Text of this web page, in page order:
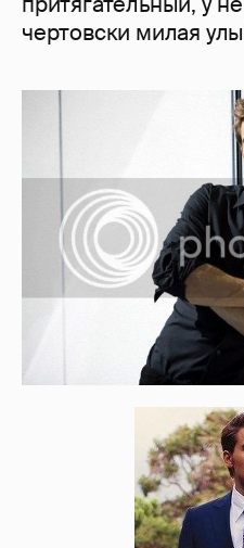
чертовски милая